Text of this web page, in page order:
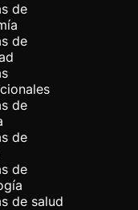
de
de
de
de
de
de salud